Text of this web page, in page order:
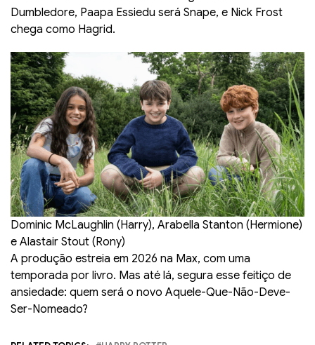
Dumbledore, Paapa Essiedu será Snape, e Nick Frost
chega como Hagrid.
Dominic McLaughlin (Harry), Arabella Stanton (Hermione)
e Alastair Stout (Rony)
A produção estreia em 2026 na Max, com uma
temporada por livro. Mas até lá, segura esse feitiço de
ansiedade: quem será o novo Aquele-Que-Não-Deve-
Ser-Nomeado?